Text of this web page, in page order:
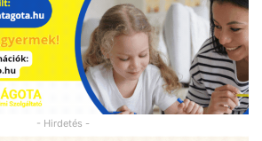
- Hirdetés -